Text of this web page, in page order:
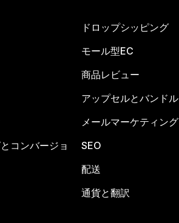
コンバージョ
ドロップシッピング
モール型EC
商品レビュー
アップセルとバンドル
メールマーケティング
SEO
配送
通貨と翻訳